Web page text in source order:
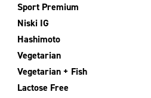
Sport Premium
Niski IG
Hashimoto
Vegetarian
Vegetarian + Fish
Lactose Free